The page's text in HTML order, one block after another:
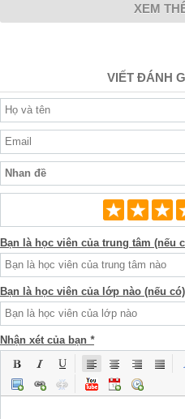
XEM
VIẾT ĐÁNH
Bạn là học viên của trung tâm (nếu
Bạn là học viên của lớp nào (nếu có)
Nhận xét của bạn *